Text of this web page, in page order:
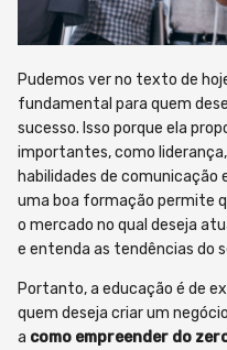
Pudemos ver no texto de
fundamental para quem
sucesso. Isso porque ela
importantes, como
habilidades de comunicação
uma boa formação permite
o mercado no qual deseja
e entenda as tendências do
Portanto, a educação é de
quem deseja criar um
a como empreender do